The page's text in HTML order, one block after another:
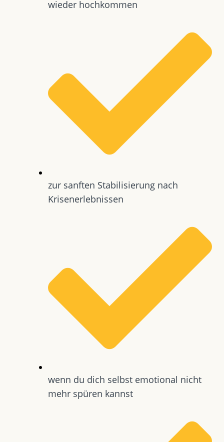
wieder hochkommen
zur sanften Stabilisierung nach
Krisenerlebnissen
wenn du dich selbst emotional nicht
mehr spüren kannst